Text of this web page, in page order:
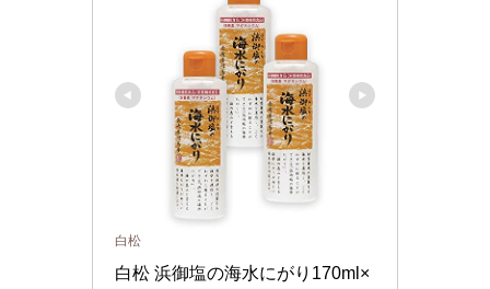
白松
白松 浜御塩の海水にがり170ml×